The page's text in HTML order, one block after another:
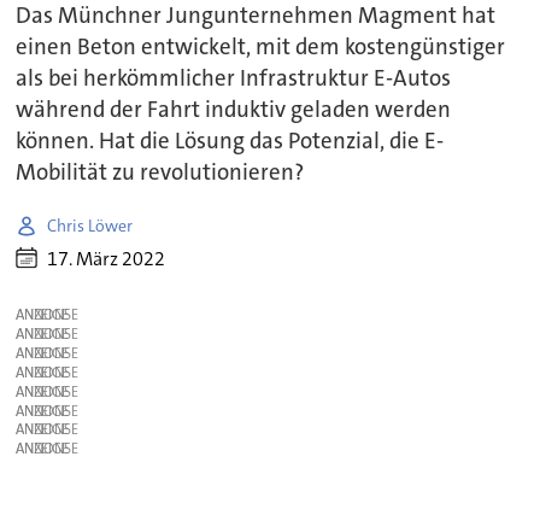
Das Münchner Jungunternehmen Magment hat
einen Beton entwickelt, mit dem kostengünstiger
als bei herkömmlicher Infrastruktur E-Autos
während der Fahrt induktiv geladen werden
können. Hat die Lösung das Potenzial, die E-
Mobilität zu revolutionieren?
Chris Löwer
17. März 2022
ANZEIGE
ANZEIGE
ANZEIGE
ANZEIGE
ANZEIGE
ANZEIGE
ANZEIGE
ANZEIGE